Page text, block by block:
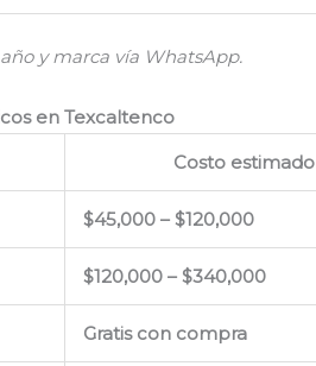
y marca vía WhatsApp.
en Texcaltenco
Costo estimado
$45,000 – $120,000
$120,000 – $340,000
Gratis con compra